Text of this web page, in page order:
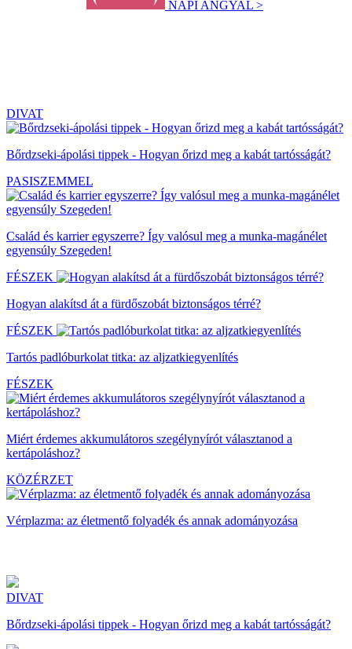
NAPI ANGYAL >
DIVAT
Bőrdzseki-ápolási tippek - Hogyan őrizd meg a kabát tartósságát?
PASISZEMMEL
Család és karrier egyszerre? Így valósul meg a munka-magánélet
egyensúly Szegeden!
FÉSZEK
Hogyan alakítsd át a fürdőszobát biztonságos térré?
FÉSZEK
Tartós padlóburkolat titka: az aljzatkiegyenlítés
FÉSZEK
Miért érdemes akkumulátoros szegélynyírót választanod a
kertápoláshoz?
KÖZÉRZET
Vérplazma: az életmentő folyadék és annak adományozása
DIVAT
Bőrdzseki-ápolási tippek - Hogyan őrizd meg a kabát tartósságát?